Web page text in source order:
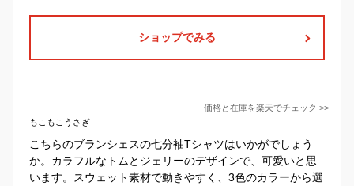
ショップでみる
価格と在庫を楽天でチェック >>
もこもこうさぎ
こちらのブランシェスの七分袖Tシャツはいかがでしょう
か。カラフルなトムとジェリーのデザインで、可愛いと思
います。スウェット素材で動きやすく、3色のカラーから選